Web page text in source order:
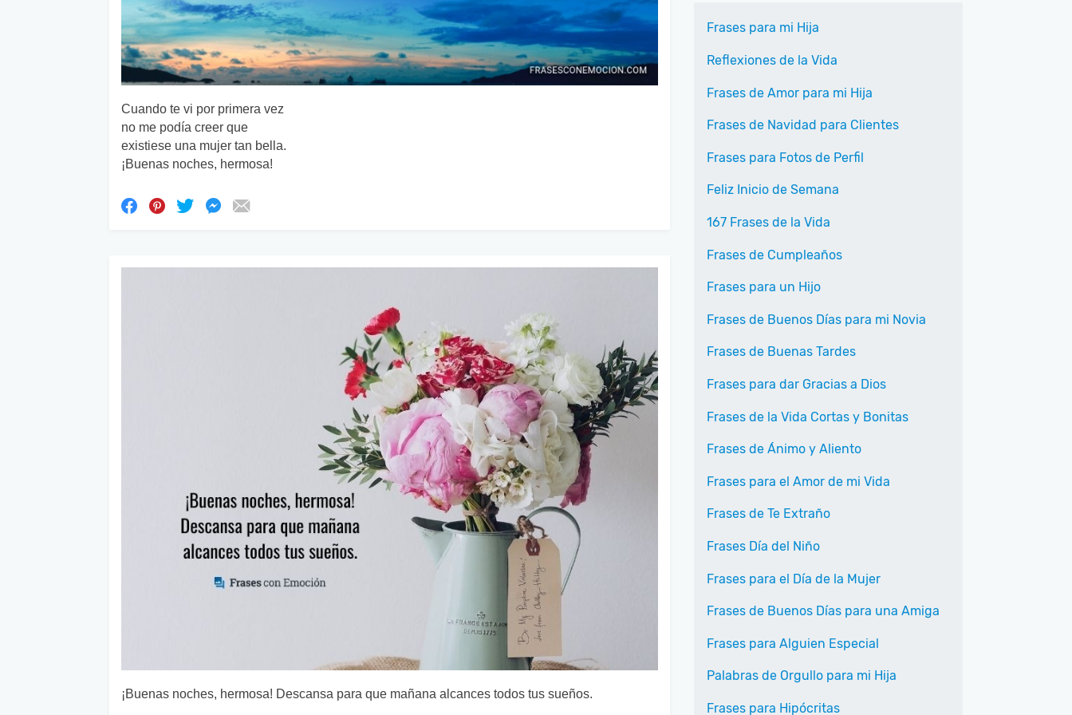
Cuando te vi por primera vez
no me podía creer que
existiese una mujer tan bella.
¡Buenas noches, hermosa!
¡Buenas noches, hermosa! Descansa para que mañana alcances todos tus sueños.
Frases para mi Hija
Reflexiones de la Vida
Frases de Amor para mi Hija
Frases de Navidad para Clientes
Frases para Fotos de Perfil
Feliz Inicio de Semana
167 Frases de la Vida
Frases de Cumpleaños
Frases para un Hijo
Frases de Buenos Días para mi Novia
Frases de Buenas Tardes
Frases para dar Gracias a Dios
Frases de la Vida Cortas y Bonitas
Frases de Ánimo y Aliento
Frases para el Amor de mi Vida
Frases de Te Extraño
Frases Día del Niño
Frases para el Día de la Mujer
Frases de Buenos Días para una Amiga
Frases para Alguien Especial
Palabras de Orgullo para mi Hija
Frases para Hipócritas